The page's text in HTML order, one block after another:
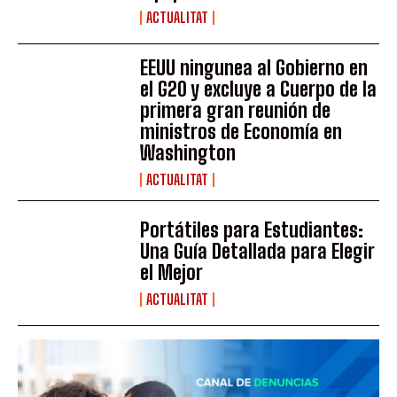
ACTUALITAT
EEUU ningunea al Gobierno en
el G20 y excluye a Cuerpo de la
primera gran reunión de
ministros de Economía en
Washington
ACTUALITAT
Portátiles para Estudiantes:
Una Guía Detallada para Elegir
el Mejor
ACTUALITAT